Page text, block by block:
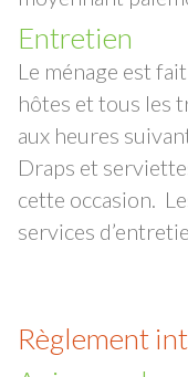
Entretien
Le ménage est
hôtes et tous les
aux heures
Draps et
cette occasion.
services
Règlement